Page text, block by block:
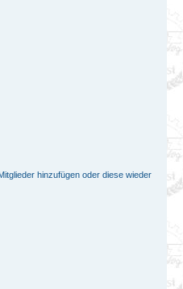
hinzufügen oder diese wieder